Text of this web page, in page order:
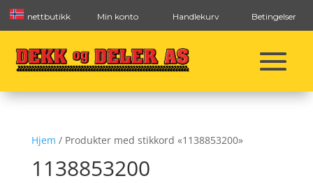
nettbutikk Min konto Handlekurv Betingelser
Hjem / Produkter med stikkord «1138853200»
1138853200